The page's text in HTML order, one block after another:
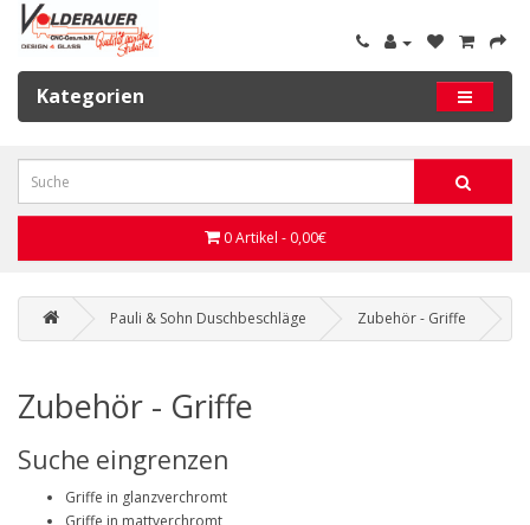
Kategorien
0 Artikel - 0,00€
Pauli & Sohn Duschbeschläge Zubehör - Griffe
Zubehör - Griffe
Suche eingrenzen
Griffe in glanzverchromt
Griffe in mattverchromt